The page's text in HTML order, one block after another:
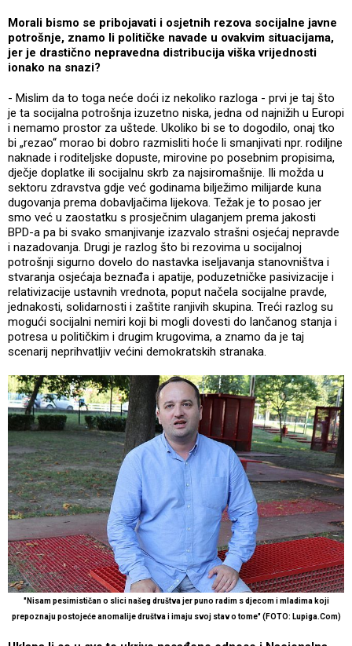
Morali bismo se pribojavati i osjetnih rezova socijalne javne
potrošnje, znamo li političke navade u ovakvim situacijama,
jer je drastično nepravedna distribucija viška vrijednosti
ionako na snazi?
- Mislim da to toga neće doći iz nekoliko razloga - prvi je taj što
je ta socijalna potrošnja izuzetno niska, jedna od najnižih u Europi
i nemamo prostor za uštede. Ukoliko bi se to dogodilo, onaj tko
bi „rezao“ morao bi dobro razmisliti hoće li smanjivati npr. rodiljne
naknade i roditeljske dopuste, mirovine po posebnim propisima,
dječje doplatke ili socijalnu skrb za najsiromašnije. Ili možda u
sektoru zdravstva gdje već godinama bilježimo milijarde kuna
dugovanja prema dobavljačima lijekova. Težak je to posao jer
smo već u zaostatku s prosječnim ulaganjem prema jakosti
BPD-a pa bi svako smanjivanje izazvalo strašni osjećaj nepravde
i nazadovanja. Drugi je razlog što bi rezovima u socijalnoj
potrošnji sigurno dovelo do nastavka iseljavanja stanovništva i
stvaranja osjećaja beznađa i apatije, poduzetničke pasivizacije i
relativizacije ustavnih vrednota, poput načela socijalne pravde,
jednakosti, solidarnosti i zaštite ranjivih skupina. Treći razlog su
mogući socijalni nemiri koji bi mogli dovesti do lančanog stanja i
potresa u političkim i drugim krugovima, a znamo da je taj
scenarij neprihvatljiv većini demokratskih stranaka.
"Nisam pesimističan o slici našeg društva jer puno radim s djecom i mladima koji
prepoznaju postojeće anomalije društva i imaju svoj stav o tome" (FOTO: Lupiga.Com)